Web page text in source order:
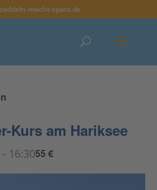
macht-spass.de
Kurs am Hariksee
- 16:3055 €